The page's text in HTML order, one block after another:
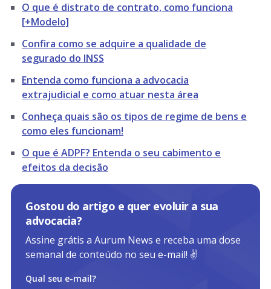
O que é distrato de contrato, como funciona
[+Modelo]
Confira como se adquire a qualidade de
segurado do INSS
Entenda como funciona a advocacia
extrajudicial e como atuar nesta área
Conheça quais são os tipos de regime de bens e
como eles funcionam!
O que é ADPF? Entenda o seu cabimento e
efeitos da decisão
Gostou do artigo e quer evoluir a sua
advocacia?
Assine grátis a Aurum News e receba uma dose
semanal de conteúdo no seu e-mail! ✌️
Qual seu e-mail?